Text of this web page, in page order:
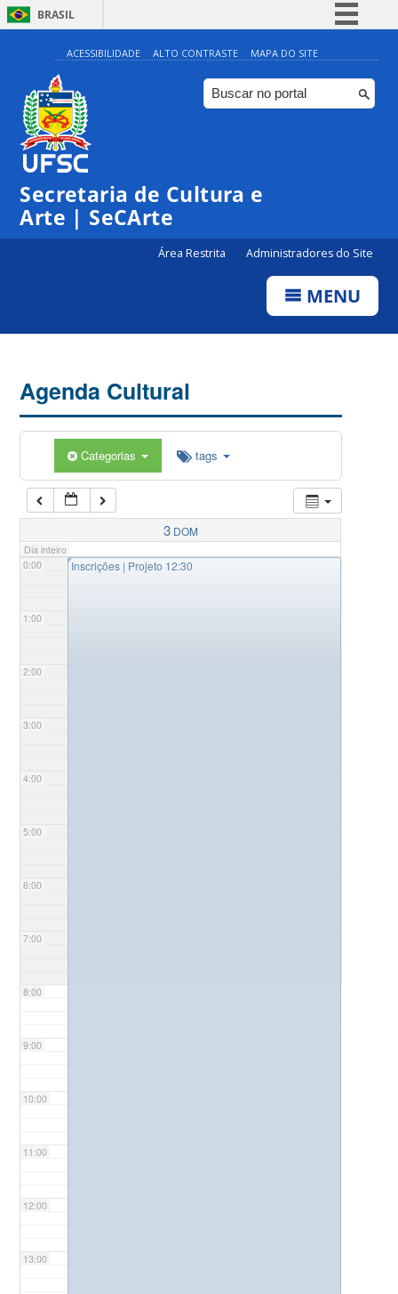
BRASIL
Simplifique!
Comunica BR
Participe
ACESSIBILIDADE ALTO CONTRASTE MAPA DO SITE
Secretaria de Cultura e
Arte | SeCArte
Área Restrita Administradores do Site
MENU
Agenda Cultural
Categorias tags
3 DOM
Dia inteiro
0:00
1:00
2:00
3:00
4:00
5:00
6:00
7:00
8:00
9:00
10:00
11:00
12:00
13:00
◤Inscrições | Projeto 12:30